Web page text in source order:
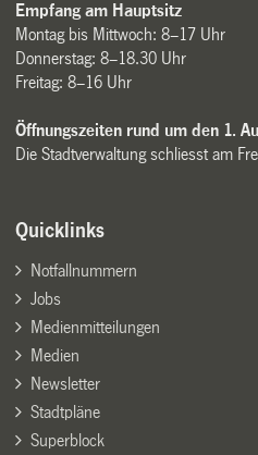
Empfang am Hauptsitz
Montag bis Mittwoch: 8–17 Uhr
Donnerstag: 8–18.30 Uhr
Freitag: 8–16 Uhr
Öffnungszeiten rund um den 1.
Die Stadtverwaltung schliesst am
Quicklinks
Notfallnummern
Jobs
Medienmitteilungen
Medien
Newsletter
Stadtpläne
Superblock